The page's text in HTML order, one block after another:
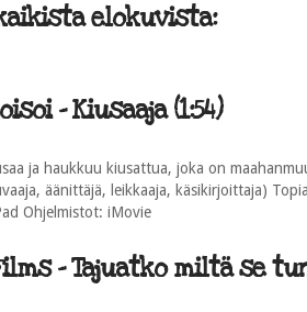
elokuvista:
- Kiusaaja (1:54)
ja haukkuu kiusattua, joka on
äänittäjä, leikkaaja, käsikirjoittaja)
Ohjelmistot: iMovie
- Tajuatko miltä se